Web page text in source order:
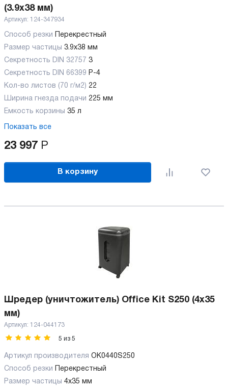
(3.9x38 мм)
Артикул: 124-347934
Способ резки
Перекрестный
Размер частицы 3.9x38 мм
Секретность DIN 32757 3
Секретность DIN 66399 P-4
Кол-во листов (70 г/м2) 22
Ширина гнезда подачи 225 мм
Емкость корзины 35 л
Показать все
23 997 Р
В корзину
Шредер (уничтожитель) Office Kit S250 (4x35
мм)
Артикул: 124-044173
5 из 5
Артикул производителя OK0440S250
Способ резки
Перекрестный
Размер частицы 4x35 мм